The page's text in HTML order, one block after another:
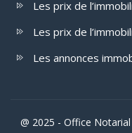
Les prix de
Les prix de
Les annonces
@ 2025 - Office